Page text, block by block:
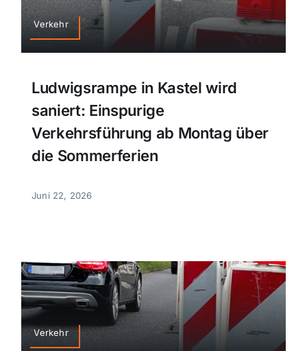
Polizeimeldungen
Themen und Termine
Gewinnspiele
Verkehr
Ludwigsrampe in Kastel wird
saniert: Einspurige
Verkehrsführung ab Montag über
die Sommerferien
Juni 22, 2026
Verkehr